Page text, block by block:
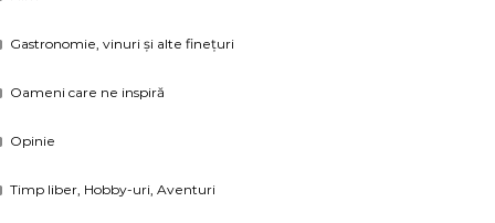
Gastronomie, vinuri și alte finețuri
Oameni care ne inspiră
Opinie
Timp liber, Hobby-uri, Aventuri